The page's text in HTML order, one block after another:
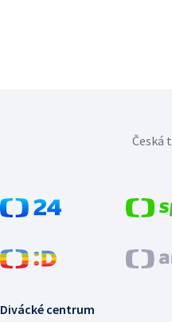
Divácké centrum
Česká